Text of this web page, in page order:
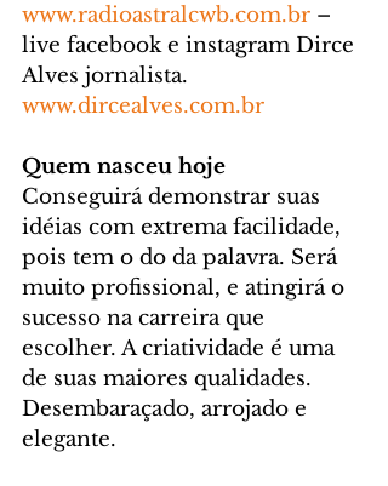
www.radioastralcwb.com.br –
live facebook e instagram Dirce
Alves jornalista.
www.dircealves.com.br
Quem nasceu hoje
Conseguirá demonstrar suas
idéias com extrema facilidade,
pois tem o do da palavra. Será
muito profissional, e atingirá o
sucesso na carreira que
escolher. A criatividade é uma
de suas maiores qualidades.
Desembaraçado, arrojado e
elegante.